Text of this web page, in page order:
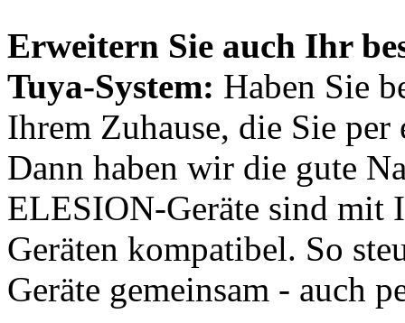
Erweitern Sie auch Ihr
Tuya-System: Haben Sie
Ihrem Zuhause, die Sie per
Dann haben wir die gute
ELESION-Geräte sind mit
Geräten kompatibel. So
Geräte gemeinsam - auch